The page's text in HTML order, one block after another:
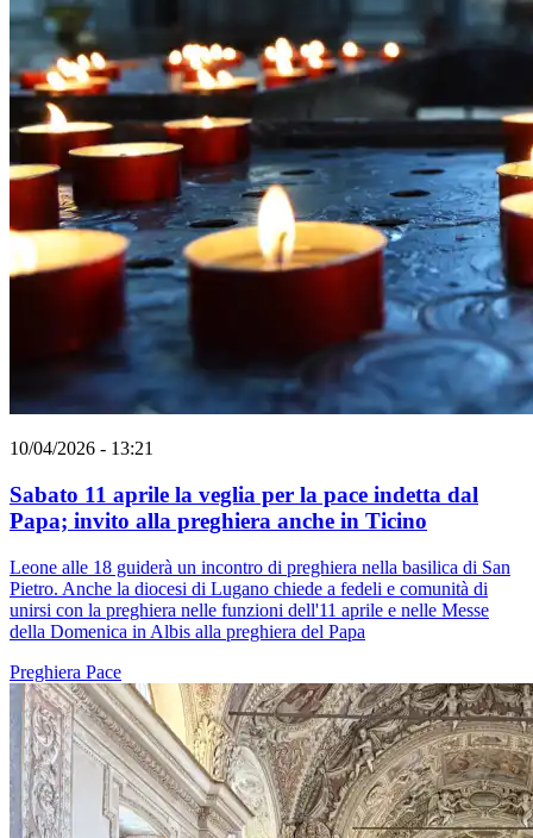
10/04/2026 - 13:21
Sabato 11 aprile la veglia per la pace indetta dal
Papa; invito alla preghiera anche in Ticino
Leone alle 18 guiderà un incontro di preghiera nella basilica di San
Pietro. Anche la diocesi di Lugano chiede a fedeli e comunità di
unirsi con la preghiera nelle funzioni dell'11 aprile e nelle Messe
della Domenica in Albis alla preghiera del Papa
Preghiera Pace